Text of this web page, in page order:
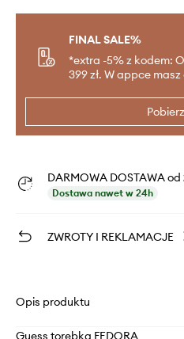
FINAL SALE%
*extra -5% z kodem:
399 zł. W appce
DARMOWA DOSTAWA od
Dostawa nawet w 24h
ZWROTY I REKLAMACJE
Opis produktu
Guess torebka FEDORA